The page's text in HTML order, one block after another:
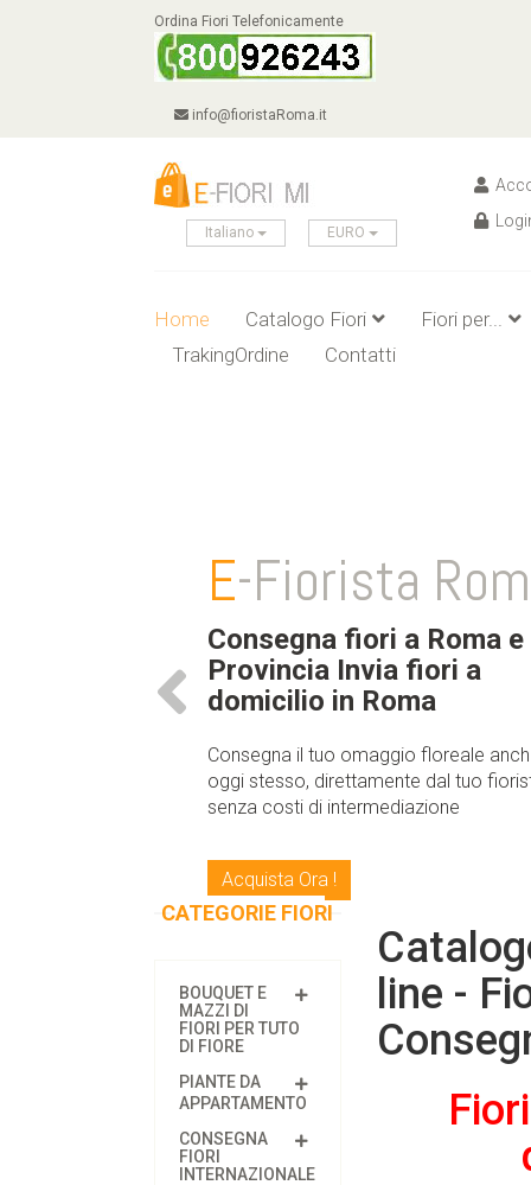
Ordina Fiori Telefonicamente
info@fioristaRoma.it
Italiano EURO
Home Catalogo Fiori
Fiori per...
TrakingOrdine
Contatti
E-Fiorista
Consegna fiori a Roma e
Provincia Invia fiori a
domicilio in Roma
Consegna il tuo omaggio floreale
oggi stesso, direttamente dal tuo
senza costi di intermediazione
Acquista Ora !
CATEGORIE FIORI
BOUQUET E
MAZZI DI
FIORI PER TUTO
DI FIORE
PIANTE DA
APPARTAMENTO
CONSEGNA
FIORI
INTERNAZIONALE
line -